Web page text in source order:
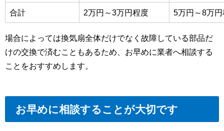
合計 2万円～3万円程度 5万円～8万円
場合によっては換気扇全体だけでなく故障している部品だ
けの交換で済むこともあるため、お早めに業者へ相談する
ことをおすすめします。
お早めに相談することが大切です